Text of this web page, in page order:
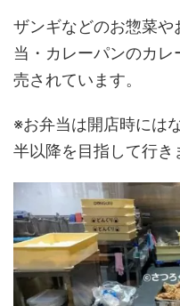
ザンギなどのお惣菜
当・カレーパンのカ
売されています。
※お弁当は開店時には
半以降を目指して行き